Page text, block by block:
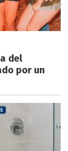
del
por un